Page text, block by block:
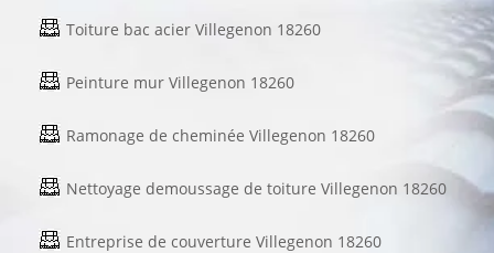
Toiture bac acier Villegenon 18260
Peinture mur Villegenon 18260
Ramonage de cheminée Villegenon 18260
Nettoyage demoussage de toiture Villegenon 18260
Entreprise de couverture Villegenon 18260